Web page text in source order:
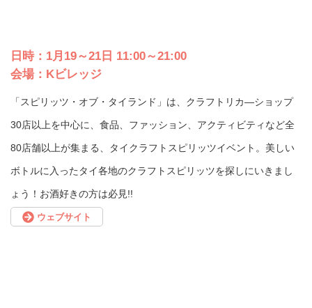
日時：1月19～21日 11:00～21:00
会場：Kビレッジ
「スピリッツ・オブ・タイランド」は、クラフトリカ―ショップ
30店以上を中心に、食品、ファッション、アクティビティなど全
80店舗以上が集まる、タイクラフトスピリッツイベント。美しい
ボトルに入ったタイ各地のクラフトスピリッツを探しにいきまし
ょう！お酒好きの方は必見!!
ウェブサイト